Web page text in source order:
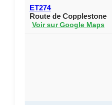
ET274
Route de Copplestone
Voir sur Google Maps